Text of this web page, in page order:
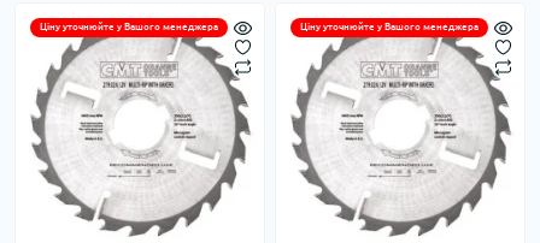
Ціну уточнюйте у Вашого менеджера Ціну уточнюйте у Вашого менеджера